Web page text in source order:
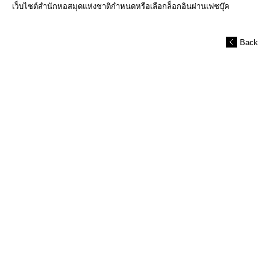
เว็บไซต์สำนักหอสมุดแห่งชาติกำหนดหรือเลือกล็อกอินผ่านเฟซบุ๊ค
Back